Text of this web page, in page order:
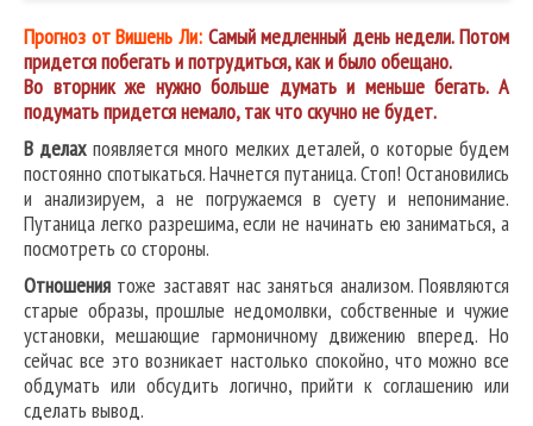
Прогноз от Вишень Ли:Самый медленный день недели. Потом
придется побегать и потрудиться, как и было обещано.
Во вторник же нужно больше думать и меньше бегать. А
подумать придется немало, так что скучно не будет.
В делахпоявляется много мелких деталей, о которые будем
постоянно спотыкаться. Начнется путаница. Стоп! Остановились
и анализируем, а не погружаемся в суету и непонимание.
Путаница легко разрешима, если не начинать ею заниматься, а
посмотреть со стороны.
Отношения тоже заставят нас заняться анализом. Появляются
старые образы, прошлые недомолвки, собственные и чужие
установки, мешающие гармоничному движению вперед. Но
сейчас все это возникает настолько спокойно, что можно все
обдумать или обсудить логично, прийти к соглашению или
сделать вывод.